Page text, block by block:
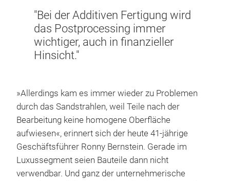
"Bei der Additiven Fertigung wird
das Postprocessing immer
wichtiger, auch in finanzieller
Hinsicht."
»Allerdings kam es immer wieder zu Problemen
durch das Sandstrahlen, weil Teile nach der
Bearbeitung keine homogene Oberfläche
aufwiesen«, erinnert sich der heute 41-jährige
Geschäftsführer Ronny Bernstein. Gerade im
Luxussegment seien Bauteile dann nicht
verwendbar. Und ganz der unternehmerische